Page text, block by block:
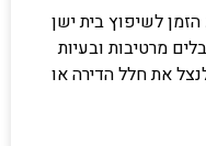
לשיפוץ בית ישן
מרטיבות ובעיות
את חלל הדירה או